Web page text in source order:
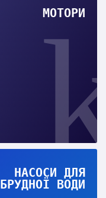
МОТОРИ
НАСОСИ ДЛЯ
БРУДНОЇ ВОДИ